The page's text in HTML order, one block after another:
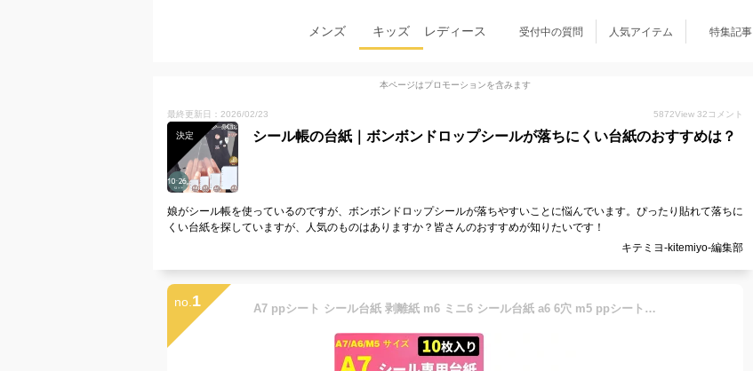
メンズ キッズ レディース 受付中の質問 人気アイテム 特集記事
本ページはプロモーションを含みます
最終更新日：2026/02/23 5872View 32 コメント
決定 シール帳の台紙｜ボンボンドロップシールが落ちにくい台紙のおすすめは？
娘がシール帳を使っているのですが、ボンボンドロップシールが落ちやすいことに悩んでいます。ぴったり貼れて落ちに
くい台紙を探していますが、人気のものはありますか？皆さんのおすすめが知りたいです！
キテミヨ-kitemiyo-編集部
no. 1 A7 ppシート シール台紙 剥離紙 m6 ミニ6 シール台紙 a6 6穴 m5 ppシート シール帳 プラバン シール帳 半透明 はがせる バインダー ファイル プリ帳 プリクラ （ppシート リフィル 10枚入）